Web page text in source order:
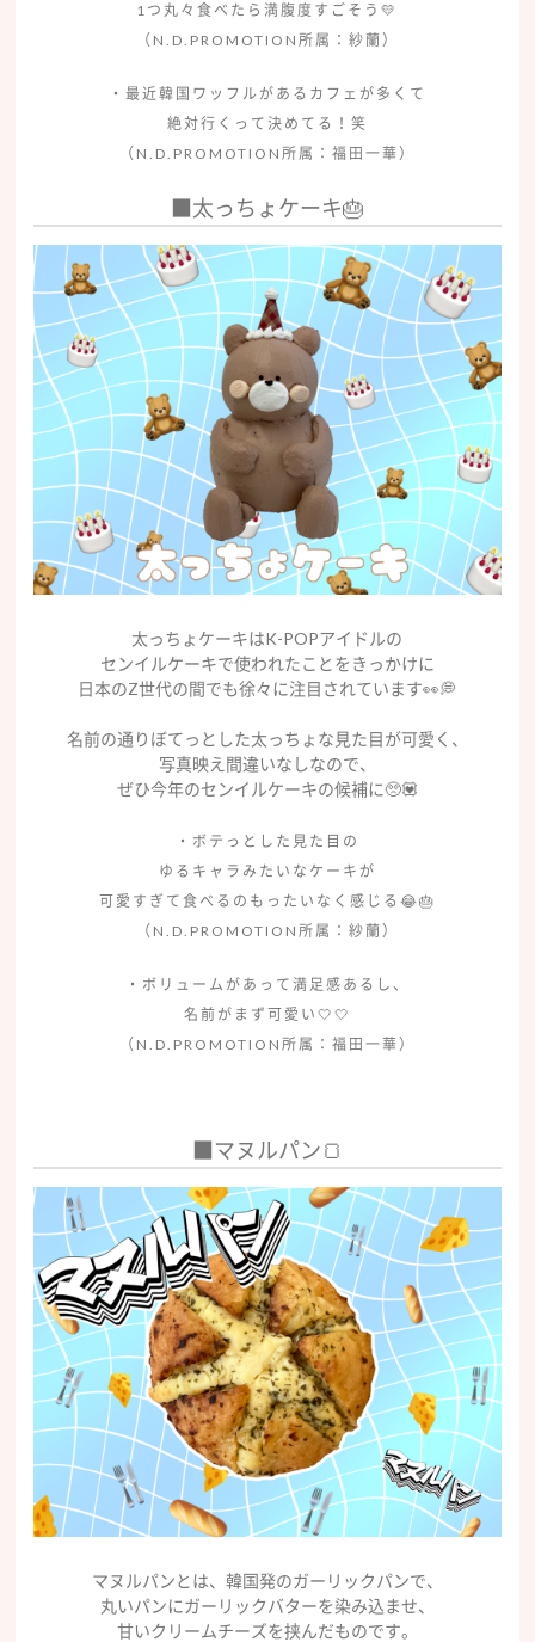
1つ丸々食べたら満腹度すごそう💛
（N.D.PROMOTION所属：紗蘭）
・最近韓国ワッフルがあるカフェが多くて
絶対行くって決めてる！笑
（N.D.PROMOTION所属：福田一華）
■太っちょケーキ🎂
太っちょケーキはK-POPアイドルの
センイルケーキで使われたことをきっかけに
日本のZ世代の間でも徐々に注目されています👀💭
名前の通りぼてっとした太っちょな見た目が可愛く、
写真映え間違いなしなので、
ぜひ今年のセンイルケーキの候補に🥺💟
・ボテっとした見た目の
ゆるキャラみたいなケーキが
可愛すぎて食べるのもったいなく感じる😂🎂
（N.D.PROMOTION所属：紗蘭）
・ボリュームがあって満足感あるし、
名前がまず可愛い🤍🤍
（N.D.PROMOTION所属：福田一華）
■マヌルパン🍞
マヌルパンとは、韓国発のガーリックパンで、
丸いパンにガーリックバターを染み込ませ、
甘いクリームチーズを挟んだものです。